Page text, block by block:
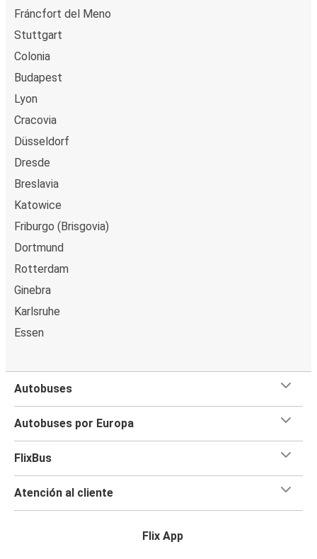
Fráncfort del Meno
Stuttgart
Colonia
Budapest
Lyon
Cracovia
Düsseldorf
Dresde
Breslavia
Katowice
Friburgo (Brisgovia)
Dortmund
Rotterdam
Ginebra
Karlsruhe
Essen
Autobuses
Autobuses por Europa
FlixBus
Atención al cliente
Flix App